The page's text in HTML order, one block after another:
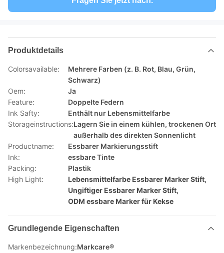
Produktdetails
Colorsavailable:
Mehrere Farben (z. B. Rot, Blau, Grün,
Schwarz)
Oem:
Ja
Feature:
Doppelte Federn
Ink Safty:
Enthält nur Lebensmittelfarbe
Storageinstructions:Lagern Sie in einem kühlen, trockenen Ort
außerhalb des direkten Sonnenlicht
Productname:
Essbarer Markierungsstift
Ink:
essbare Tinte
Packing:
Plastik
High Light:
Lebensmittelfarbe Essbarer Marker Stift,
Ungiftiger Essbarer Marker Stift,
ODM essbare Marker für Kekse
Grundlegende Eigenschaften
Markenbezeichnung:Markcare®